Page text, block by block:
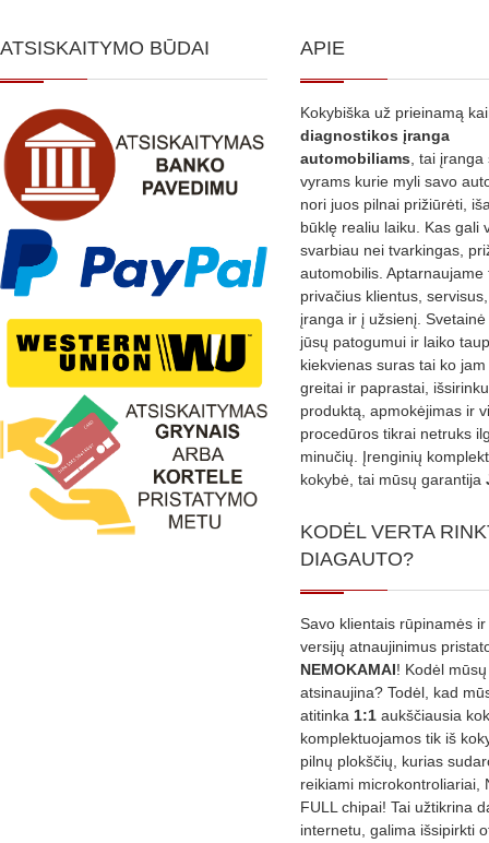
ATSISKAITYMO BŪDAI APIE
Kokybiška už prieinamą
diagnostikos įranga
automobiliams , tai
vyrams kurie myli savo
nori juos pilnai prižiūrėti,
būklę realiu laiku. Kas gali
svarbiau nei tvarkingas,
automobilis. Aptarnaujame
privačius klientus,
įranga ir į užsienį.
jūsų patogumui ir laiko
kiekvienas suras tai ko
greitai ir paprastai,
produktą, apmokėjimas ir
procedūros tikrai netruks
minučių. Įrenginių
kokybė, tai mūsų garantija
KODĖL VERTA
DIAGAUTO?
Savo klientais rūpinamės
versijų atnaujinimus
NEMOKAMAI! Kodėl
atsinaujina? Todėl, kad
atitinka 1:1 aukščiausia
komplektuojamos tik iš
pilnų plokščių, kurias
reikiami microkontroliariai,
FULL chipai! Tai užtikrina
internetu, galima išsipirkti